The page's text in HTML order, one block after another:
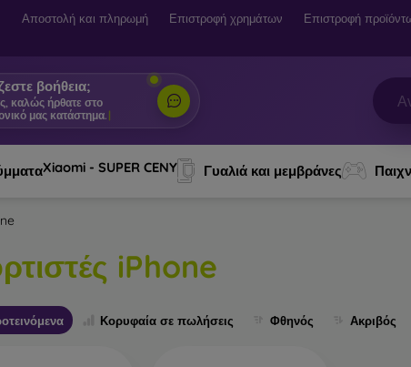
Αποστολή και πληρωμή Επιστροφή χρημάτων Επιστροφή
βοήθεια;
καλώς ήρθατε στο
μας κατάστημα. |
Xiaomi - SUPER CENY Γυαλιά και μεμβράνες
iPhone
Κορυφαία σε πωλήσεις Φθηνός Ακριβός